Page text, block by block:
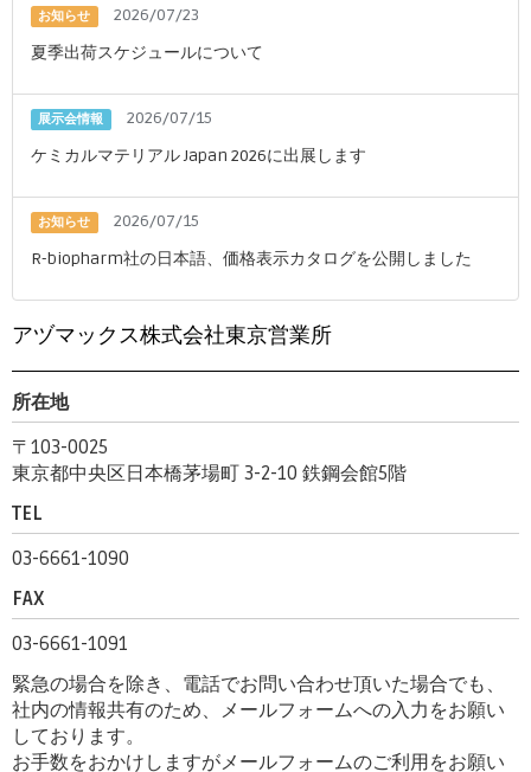
お知らせ
2026/07/23
夏季出荷スケジュールについて
展示会情報
2026/07/15
ケミカルマテリアル Japan 2026に出展します
お知らせ
2026/07/15
R-biopharm社の日本語、価格表示カタログを公開しました
アヅマックス株式会社東京営業所
所在地
〒103-0025
東京都中央区日本橋茅場町 3-2-10 鉄鋼会館5階
TEL
03-6661-1090
FAX
03-6661-1091
緊急の場合を除き、電話でお問い合わせ頂いた場合でも、
社内の情報共有のため、メールフォームへの入力をお願い
しております。
お手数をおかけしますがメールフォームのご利用をお願い